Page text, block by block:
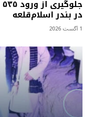
در بندر اسلام‌قلعه
1 آگست 2026